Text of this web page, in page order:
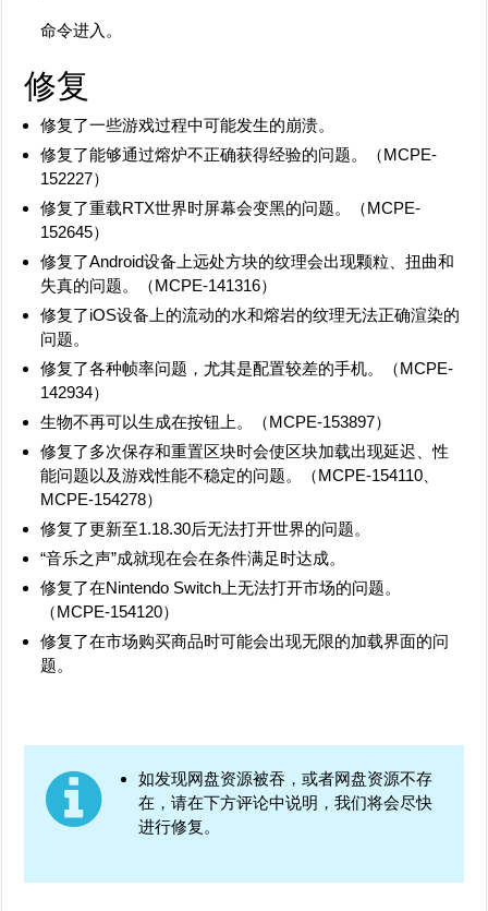
命令进入。
修复
修复了一些游戏过程中可能发生的崩溃。
修复了能够通过熔炉不正确获得经验的问题。（MCPE-
152227）
修复了重载RTX世界时屏幕会变黑的问题。（MCPE-
152645）
修复了Android设备上远处方块的纹理会出现颗粒、扭曲和
失真的问题。（MCPE-141316）
修复了iOS设备上的流动的水和熔岩的纹理无法正确渲染的
问题。
修复了各种帧率问题，尤其是配置较差的手机。（MCPE-
142934）
生物不再可以生成在按钮上。（MCPE-153897）
修复了多次保存和重置区块时会使区块加载出现延迟、性
能问题以及游戏性能不稳定的问题。（MCPE-154110
MCPE-154278）
修复了更新至1.18.30后无法打开世界的问题。
“音乐之声”成就现在会在条件满足时达成。
修复了在Nintendo Switch上无法打开市场的问题。
（MCPE-154120）
修复了在市场购买商品时可能会出现无限的加载界面的问
题。
如发现网盘资源被吞，或者网盘资源不存
在，请在下方评论中说明，我们将会尽快
进行修复。